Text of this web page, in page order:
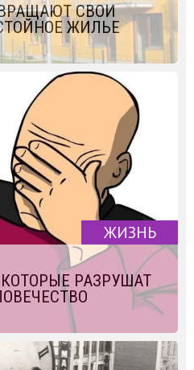
СВОИ
ЖИЛЬЕ
ЖИЗНЬ
РАЗРУШАТ